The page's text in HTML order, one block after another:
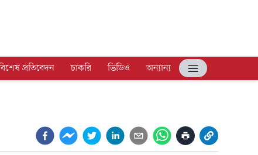
প্রতিবেদন চাকরি ভিডিও
অন্যান্য